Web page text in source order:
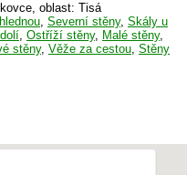
oblast: Tisá
, Severní stěny, Skály u
, Ostříží stěny, Malé stěny,
stěny, Věže za cestou, Stěny